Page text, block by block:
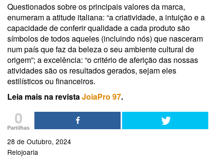
Questionados sobre os principais valores da marca,
enumeram a atitude italiana: “a criatividade, a intuição e a
capacidade de conferir qualidade a cada produto são
símbolos de todos aqueles (incluindo nós) que nasceram
num país que faz da beleza o seu ambiente cultural de
origem”; a excelência: “o critério de aferição das nossas
atividades são os resultados gerados, sejam eles
estilísticos ou financeiros.
Leia mais na revista JoiaPro 97.
0
Partilhas
28 de Outubro, 2024
Relojoaria